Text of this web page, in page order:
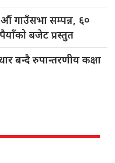
गाउँसभा सम्पन्न, ६०
बजेट प्रस्तुत
बन्दै रुपान्तरणीय कक्षा